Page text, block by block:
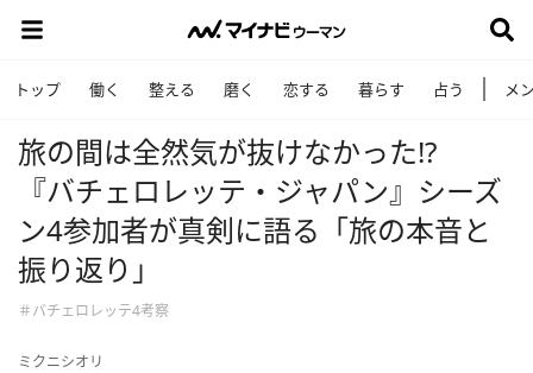
トップ 働く 整える 磨く 恋する 暮らす 占う メ
旅の間は全然気が抜けなかった!?
『バチェロレッテ・ジャパン』シーズ
ン4参加者が真剣に語る「旅の本音と
振り返り」
＃バチェロレッテ4考察
ミクニシオリ